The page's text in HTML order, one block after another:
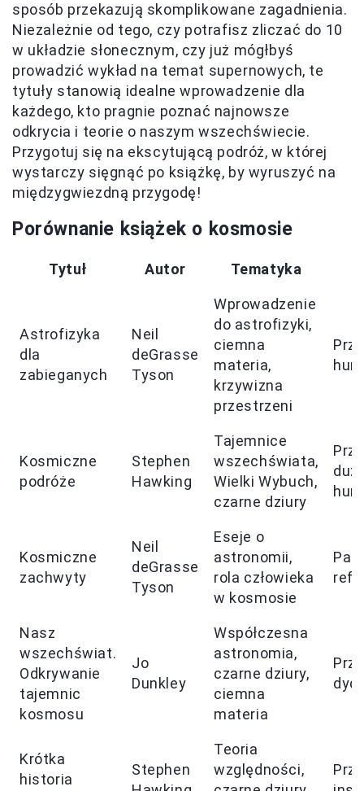
sposób przekazują skomplikowane zagadnienia.
Niezależnie od tego, czy potrafisz zliczać do 10
w układzie słonecznym, czy już mógłbyś
prowadzić wykład na temat supernowych, te
tytuły stanowią idealne wprowadzenie dla
każdego, kto pragnie poznać najnowsze
odkrycia i teorie o naszym wszechświecie.
Przygotuj się na ekscytującą podróż, w której
wystarczy sięgnąć po książkę, by wyruszyć na
międzygwiezdną przygodę!
Porównanie książek o kosmosie
Tytuł Autor Tematyka
Astrofizyka
dla
zabieganych
Neil
deGrasse
Tyson
Wprowadzenie
do astrofizyki,
ciemna
materia,
krzywizna
przestrzeni
Kosmiczne
podróże
Stephen
Hawking
Tajemnice
wszechświata,
Wielki Wybuch,
czarne dziury
Kosmiczne
zachwyty
Neil
deGrasse
Tyson
Eseje o
astronomii,
rola człowieka
w kosmosie
Nasz
wszechświat.
Odkrywanie
tajemnic
kosmosu
Jo
Dunkley
Współczesna
astronomia,
czarne dziury,
ciemna
materia
Krótka
historia
Stephen
Teoria
względności,